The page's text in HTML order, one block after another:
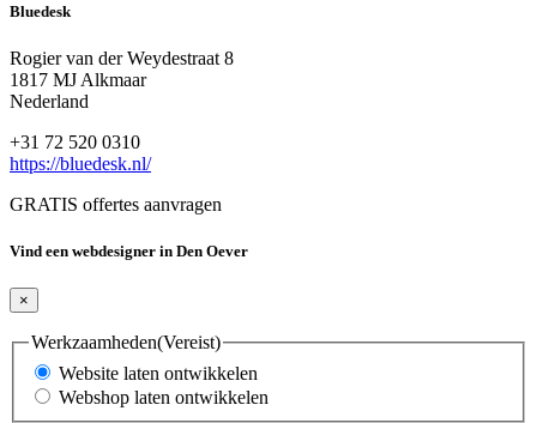
Bluedesk
Rogier van der Weydestraat 8
1817 MJ Alkmaar
Nederland
+31 72 520 0310
https://bluedesk.nl/
GRATIS offertes aanvragen
Vind een webdesigner in Den Oever
×
Werkzaamheden(Vereist)
Website laten ontwikkelen
Webshop laten ontwikkelen